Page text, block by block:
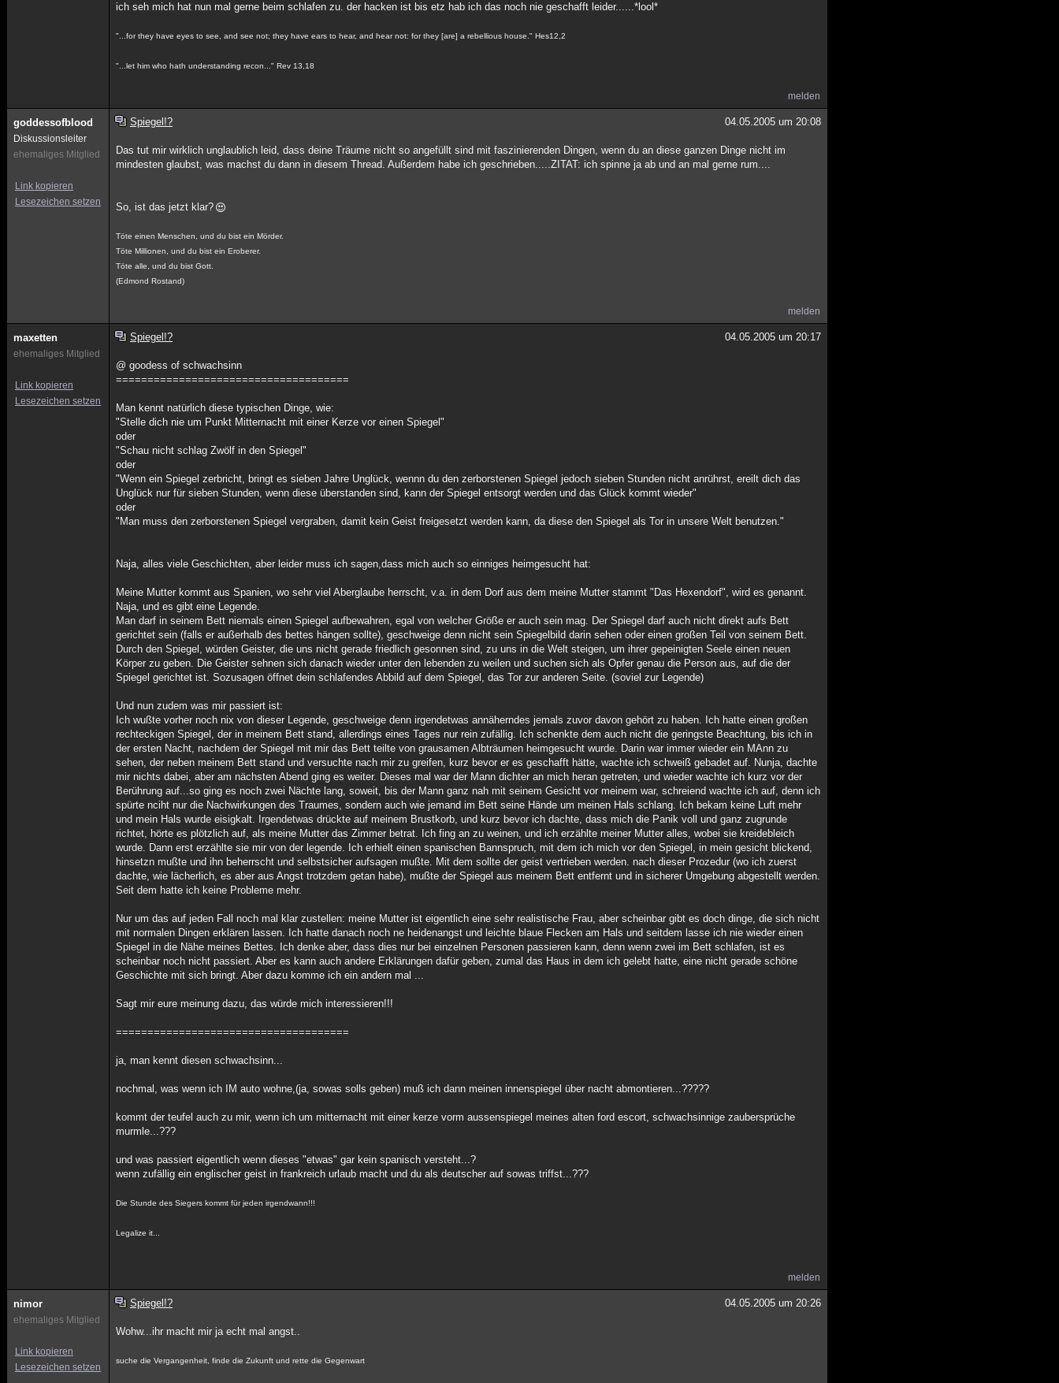
ich seh mich hat nun mal gerne beim schlafen zu. der hacken ist bis etz hab ich das noch nie geschafft leider......*lool*
"...for they have eyes to see, and see not; they have ears to hear, and hear not: for they [are] a rebellious house." Hes12,2
"...let him who hath understanding recon..." Rev 13,18
melden
goddessofblood
Diskussionsleiter
ehemaliges Mitglied
Link kopieren
Lesezeichen setzen
Spiegel!? 04.05.2005 um 20:08
Das tut mir wirklich unglaublich leid, dass deine Träume nicht so angefüllt sind mit faszinierenden Dingen, wenn du an diese ganzen Dinge nicht im
mindesten glaubst, was machst du dann in diesem Thread. Außerdem habe ich geschrieben.....ZITAT: ich spinne ja ab und an mal gerne rum....
So, ist das jetzt klar?
Töte einen Menschen, und du bist ein Mörder.
Töte Millionen, und du bist ein Eroberer.
Töte alle, und du bist Gott.
(Edmond Rostand)
melden
maxetten
ehemaliges Mitglied
Link kopieren
Lesezeichen setzen
Spiegel!? 04.05.2005 um 20:17
@ goodess of schwachsinn
=====================================
Man kennt natürlich diese typischen Dinge, wie:
"Stelle dich nie um Punkt Mitternacht mit einer Kerze vor einen Spiegel"
oder
"Schau nicht schlag Zwölf in den Spiegel"
oder
"Wenn ein Spiegel zerbricht, bringt es sieben Jahre Unglück, wennn du den zerborstenen Spiegel jedoch sieben Stunden nicht anrührst, ereilt dich das
Unglück nur für sieben Stunden, wenn diese überstanden sind, kann der Spiegel entsorgt werden und das Glück kommt wieder"
oder
"Man muss den zerborstenen Spiegel vergraben, damit kein Geist freigesetzt werden kann, da diese den Spiegel als Tor in unsere Welt benutzen."
Naja, alles viele Geschichten, aber leider muss ich sagen,dass mich auch so einniges heimgesucht hat:
Meine Mutter kommt aus Spanien, wo sehr viel Aberglaube herrscht, v.a. in dem Dorf aus dem meine Mutter stammt "Das Hexendorf", wird es genannt.
Naja, und es gibt eine Legende.
Man darf in seinem Bett niemals einen Spiegel aufbewahren, egal von welcher Größe er auch sein mag. Der Spiegel darf auch nicht direkt aufs Bett
gerichtet sein (falls er außerhalb des bettes hängen sollte), geschweige denn nicht sein Spiegelbild darin sehen oder einen großen Teil von seinem Bett.
Durch den Spiegel, würden Geister, die uns nicht gerade friedlich gesonnen sind, zu uns in die Welt steigen, um ihrer gepeinigten Seele einen neuen
Körper zu geben. Die Geister sehnen sich danach wieder unter den lebenden zu weilen und suchen sich als Opfer genau die Person aus, auf die der
Spiegel gerichtet ist. Sozusagen öffnet dein schlafendes Abbild auf dem Spiegel, das Tor zur anderen Seite. (soviel zur Legende)
Und nun zudem was mir passiert ist:
Ich wußte vorher noch nix von dieser Legende, geschweige denn irgendetwas annäherndes jemals zuvor davon gehört zu haben. Ich hatte einen großen
rechteckigen Spiegel, der in meinem Bett stand, allerdings eines Tages nur rein zufällig. Ich schenkte dem auch nicht die geringste Beachtung, bis ich in
der ersten Nacht, nachdem der Spiegel mit mir das Bett teilte von grausamen Albträumen heimgesucht wurde. Darin war immer wieder ein MAnn zu
sehen, der neben meinem Bett stand und versuchte nach mir zu greifen, kurz bevor er es geschafft hätte, wachte ich schweiß gebadet auf. Nunja, dachte
mir nichts dabei, aber am nächsten Abend ging es weiter. Dieses mal war der Mann dichter an mich heran getreten, und wieder wachte ich kurz vor der
Berührung auf...so ging es noch zwei Nächte lang, soweit, bis der Mann ganz nah mit seinem Gesicht vor meinem war, schreiend wachte ich auf, denn ich
spürte nciht nur die Nachwirkungen des Traumes, sondern auch wie jemand im Bett seine Hände um meinen Hals schlang. Ich bekam keine Luft mehr
und mein Hals wurde eisigkalt. Irgendetwas drückte auf meinem Brustkorb, und kurz bevor ich dachte, dass mich die Panik voll und ganz zugrunde
richtet, hörte es plötzlich auf, als meine Mutter das Zimmer betrat. Ich fing an zu weinen, und ich erzählte meiner Mutter alles, wobei sie kreidebleich
wurde. Dann erst erzählte sie mir von der legende. Ich erhielt einen spanischen Bannspruch, mit dem ich mich vor den Spiegel, in mein gesicht blickend,
hinsetzn mußte und ihn beherrscht und selbstsicher aufsagen mußte. Mit dem sollte der geist vertrieben werden. nach dieser Prozedur (wo ich zuerst
dachte, wie lächerlich, es aber aus Angst trotzdem getan habe), mußte der Spiegel aus meinem Bett entfernt und in sicherer Umgebung abgestellt werden.
Seit dem hatte ich keine Probleme mehr.
Nur um das auf jeden Fall noch mal klar zustellen: meine Mutter ist eigentlich eine sehr realistische Frau, aber scheinbar gibt es doch dinge, die sich nicht
mit normalen Dingen erklären lassen. Ich hatte danach noch ne heidenangst und leichte blaue Flecken am Hals und seitdem lasse ich nie wieder einen
Spiegel in die Nähe meines Bettes. Ich denke aber, dass dies nur bei einzelnen Personen passieren kann, denn wenn zwei im Bett schlafen, ist es
scheinbar noch nicht passiert. Aber es kann auch andere Erklärungen dafür geben, zumal das Haus in dem ich gelebt hatte, eine nicht gerade schöne
Geschichte mit sich bringt. Aber dazu komme ich ein andern mal ...
Sagt mir eure meinung dazu, das würde mich interessieren!!!
=====================================
ja, man kennt diesen schwachsinn...
nochmal, was wenn ich IM auto wohne,(ja, sowas solls geben) muß ich dann meinen innenspiegel über nacht abmontieren...?????
kommt der teufel auch zu mir, wenn ich um mitternacht mit einer kerze vorm aussenspiegel meines alten ford escort, schwachsinnige zaubersprüche
murmle...???
und was passiert eigentlich wenn dieses "etwas" gar kein spanisch versteht...?
wenn zufällig ein englischer geist in frankreich urlaub macht und du als deutscher auf sowas triffst...???
Die Stunde des Siegers kommt für jeden irgendwann!!!
Legalize it...
melden
nimor
ehemaliges Mitglied
Link kopieren
Lesezeichen setzen
Spiegel!? 04.05.2005 um 20:26
Wohw...ihr macht mir ja echt mal angst..
suche die Vergangenheit, finde die Zukunft und rette die Gegenwart